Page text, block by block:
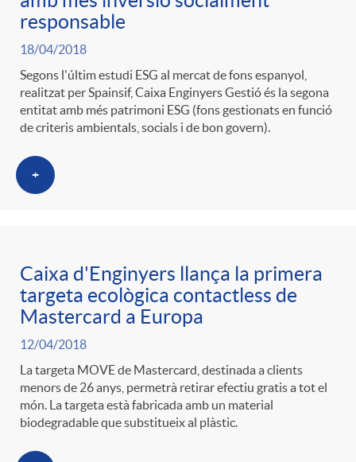
responsable
18/04/2018
Segons l'últim estudi ESG al mercat de fons espanyol,
realitzat per Spainsif, Caixa Enginyers Gestió és la segona
entitat amb més patrimoni ESG (fons gestionats en funció
de criteris ambientals, socials i de bon govern).
+
Caixa d'Enginyers llança la primera
targeta ecològica contactless de
Mastercard a Europa
12/04/2018
La targeta MOVE de Mastercard, destinada a clients
menors de 26 anys, permetrà retirar efectiu gratis a tot el
món. La targeta està fabricada amb un material
biodegradable que substitueix al plàstic.